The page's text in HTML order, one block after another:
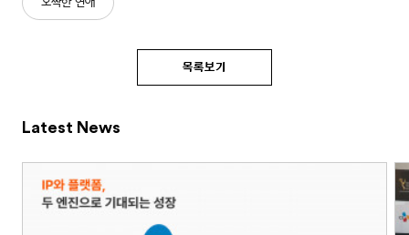
목록보기
Latest News